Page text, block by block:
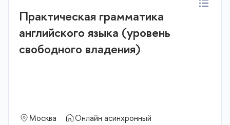
Практическая грамматика
английского языка (уровень
свободного владения)
Москва
Онлайн асинхронный